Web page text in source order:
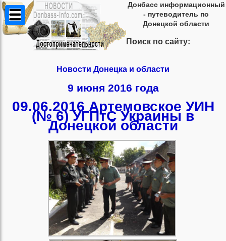
Донбасс информационный
- путеводитель по
Донецкой области
Поиск по сайту:
Новости Донецка и области
9 июня 2016 года
09.06.2016 Артемовское УИН
(№ 6) УГПтС Украины в
Донецкой области